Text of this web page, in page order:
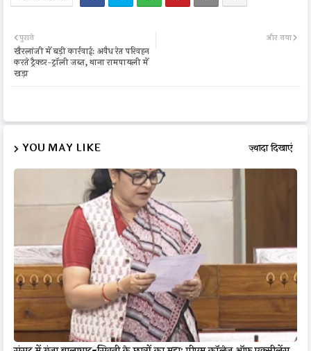
और नया
पुराने
खैरलांजी में बड़ी कार्रवाई: अवैध रेत परिवहन
करते ट्रैक्टर-ट्रॉली जब्त, थाना रामपायली में
खड़ा
YOU MAY LIKE ज़्यादा दिखाएं